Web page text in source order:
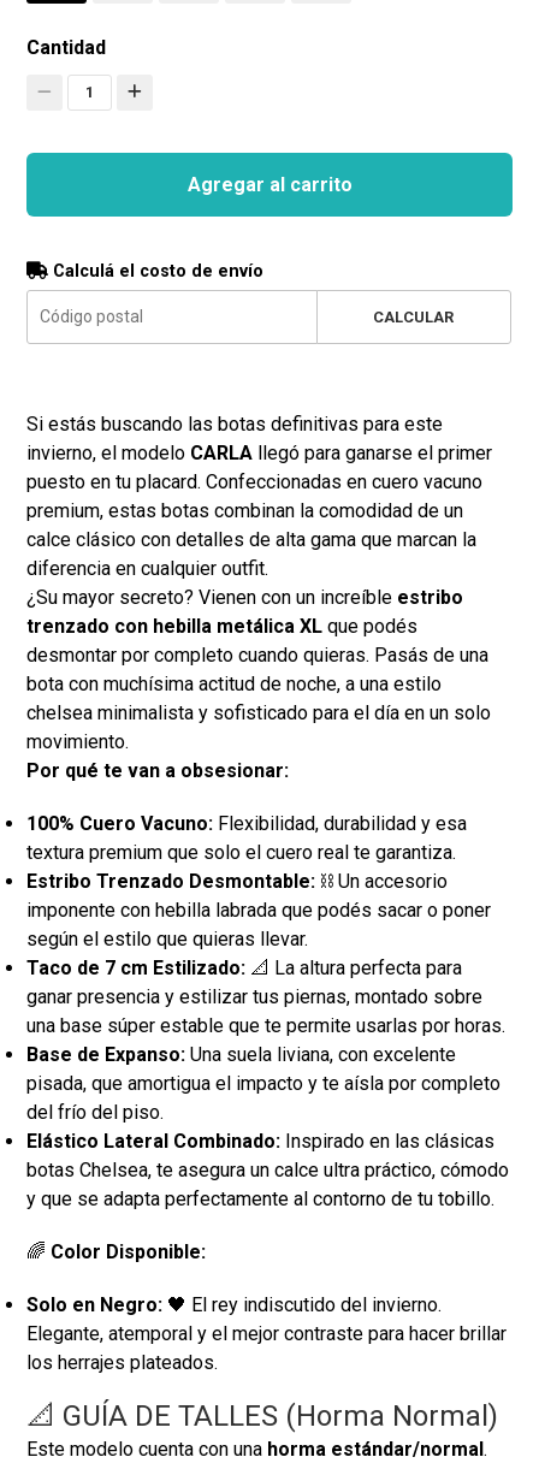
Cantidad
1
Agregar al carrito
Calculá el costo de envío
CALCULAR
Si estás buscando las botas definitivas para este
invierno, el modelo CARLA llegó para ganarse el primer
puesto en tu placard. Confeccionadas en cuero vacuno
premium, estas botas combinan la comodidad de un
calce clásico con detalles de alta gama que marcan la
diferencia en cualquier outfit.
¿Su mayor secreto? Vienen con un increíble estribo
trenzado con hebilla metálica XL que podés
desmontar por completo cuando quieras. Pasás de una
bota con muchísima actitud de noche, a una estilo
chelsea minimalista y sofisticado para el día en un solo
movimiento.
Por qué te van a obsesionar:
100% Cuero Vacuno: Flexibilidad, durabilidad y esa
textura premium que solo el cuero real te garantiza.
Estribo Trenzado Desmontable: ⛓️ Un accesorio
imponente con hebilla labrada que podés sacar o poner
según el estilo que quieras llevar.
Taco de 7 cm Estilizado: 📐 La altura perfecta para
ganar presencia y estilizar tus piernas, montado sobre
una base súper estable que te permite usarlas por horas.
Base de Expanso: Una suela liviana, con excelente
pisada, que amortigua el impacto y te aísla por completo
del frío del piso.
Elástico Lateral Combinado: Inspirado en las clásicas
botas Chelsea, te asegura un calce ultra práctico, cómodo
y que se adapta perfectamente al contorno de tu tobillo.
🌈 Color Disponible:
Solo en Negro: 🖤 El rey indiscutido del invierno.
Elegante, atemporal y el mejor contraste para hacer brillar
los herrajes plateados.
📐 GUÍA DE TALLES (Horma Normal)
Este modelo cuenta con una horma estándar/normal.